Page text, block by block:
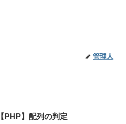
管理人
【PHP】配列の判定